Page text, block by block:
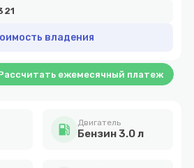
владения
ежемесячный платеж
local_gas_station Двигатель
Бензин 3.0 л